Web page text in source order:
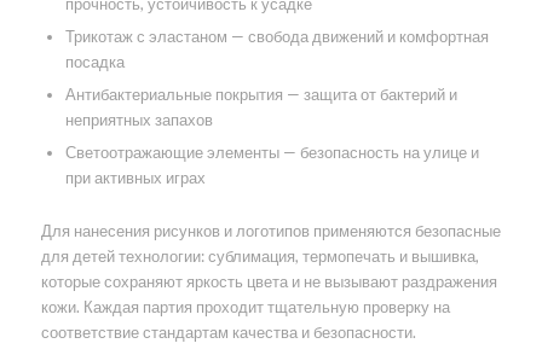
прочность, устойчивость к усадке
Трикотаж с эластаном — свобода движений и комфортная
посадка
Антибактериальные покрытия — защита от бактерий и
неприятных запахов
Светоотражающие элементы — безопасность на улице и
при активных играх
Для нанесения рисунков и логотипов применяются безопасные
для детей технологии: сублимация, термопечать и вышивка,
которые сохраняют яркость цвета и не вызывают раздражения
кожи. Каждая партия проходит тщательную проверку на
соответствие стандартам качества и безопасности.